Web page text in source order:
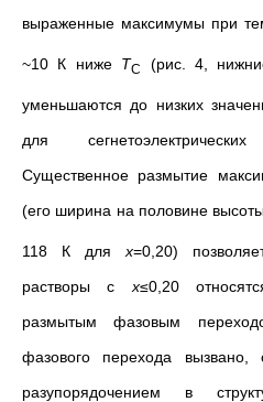
выраженные максимумы при
~10 К ниже TC (рис. 4,
уменьшаются до низких
для
Существенное размытие
(его ширина на половине
118 К для x=0,20)
растворы с x≤0,20
размытым фазовым
фазового перехода вызвано,
разупорядочением в